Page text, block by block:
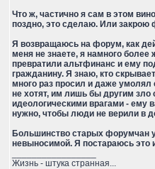
Что ж, частично я сам в этом
поздно, это сделаю. Или закрою
Я возвращаюсь на форум, как
меня не знаете, я намного
превратили альтфинанс и ему
гражданину. Я знаю, кто
много раз просил и даже умолял
не хотят, им лишь бы другим
идеологическими врагами - ему
нужно, чтобы люди не верили в
Большинство старых форумчан
невыносимой. Я постараюсь это
Жизнь - штука странная...